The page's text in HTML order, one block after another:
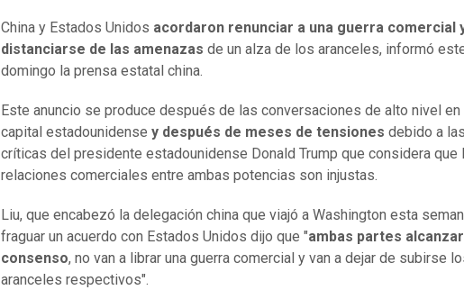
China y Estados Unidos acordaron renunciar a una guerra comercial
distanciarse de las amenazas de un alza de los aranceles, informó
domingo la prensa estatal china.
Este anuncio se produce después de las conversaciones de alto nivel en
capital estadounidense y después de meses de tensiones debido a las
críticas del presidente estadounidense Donald Trump que considera que
relaciones comerciales entre ambas potencias son injustas.
Liu, que encabezó la delegación china que viajó a Washington esta
fraguar un acuerdo con Estados Unidos dijo que "ambas partes
consenso, no van a librar una guerra comercial y van a dejar de subirse
aranceles respectivos".